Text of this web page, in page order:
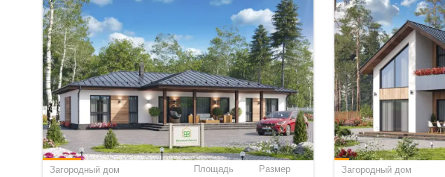
Загородный дом Площадь Размер Загородный дом